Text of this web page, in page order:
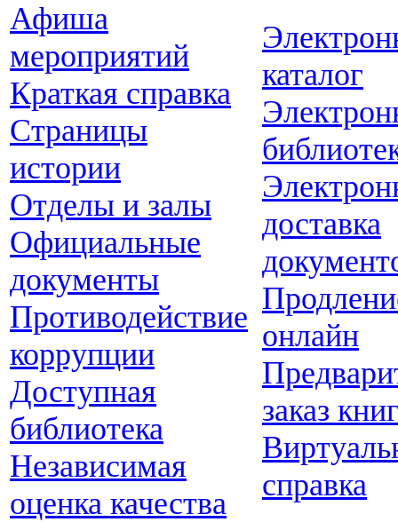
Афиша
мероприятий
Краткая справка
Страницы
истории
Отделы и залы
Официальные
документы
Противодействие
коррупции
Доступная
библиотека
Независимая
оценка качества
каталог
доставка
онлайн
заказ
справка